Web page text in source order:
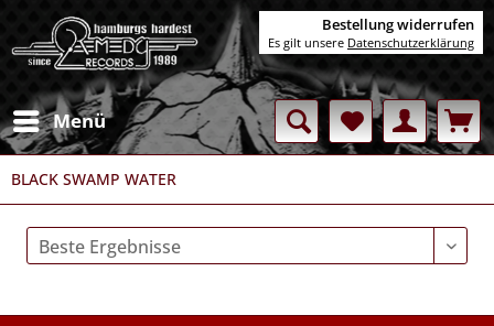
Menü
BLACK SWAMP WATER
Bestellung widerrufen
Es gilt unsere Datenschutzerklärung